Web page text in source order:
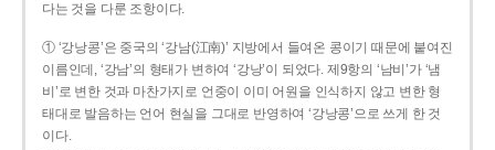
다는 것을 다룬 조항이다.
① ‘강낭콩’은 중국의 ‘강남(江南)’ 지방에서 들여온 콩이기 때문에 붙여진
이름인데, ‘강남’의 형태가 변하여 ‘강낭’이 되었다. 제9항의 ‘남비’가 ‘냄
비’로 변한 것과 마찬가지로 언중이 이미 어원을 인식하지 않고 변한 형
태대로 발음하는 언어 현실을 그대로 반영하여 ‘강낭콩’으로 쓰게 한 것
이다.